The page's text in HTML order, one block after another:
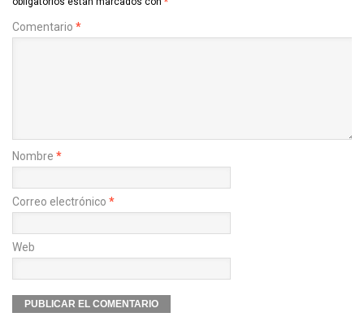
Comentario *
Nombre *
Correo electrónico *
Web